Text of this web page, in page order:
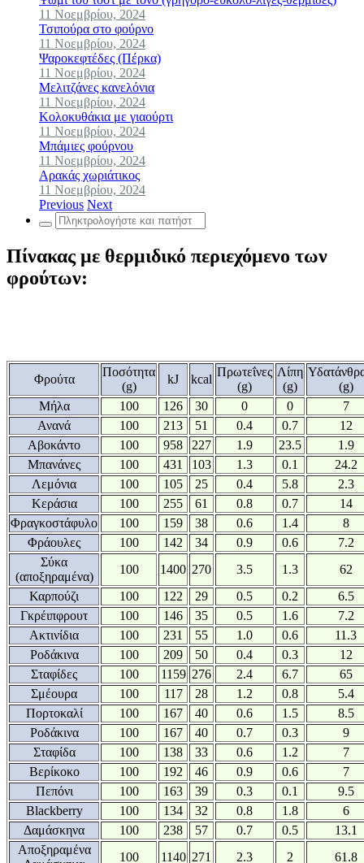
11 Νοεμβρίου, 2024
Τσιπούρα στο φούρνο
11 Νοεμβρίου, 2024
Ψαροκεφτέδες (Πέρκα)
11 Νοεμβρίου, 2024
Μελιτζάνες κανελόνια
11 Νοεμβρίου, 2024
Κολοκυθάκια με γιαούρτι
11 Νοεμβρίου, 2024
Μπάμιες φούρνου
11 Νοεμβρίου, 2024
Αρακάς χωριάτικος
11 Νοεμβρίου, 2024
Previous Next
Search
for:
Πίνακας με θερμιδικό περιεχόμενο των
φρούτων:
Φρούτα
Ποσότητα
(g)
kJ kcal
Πρωτεΐνες
(g)
Λίπη
(g)
(g)
Μήλα
100 126 30 0 0
7
Ανανά
100 213 51 0.4 0.7
12
Αβοκάντο
100 958 227 1.9 23.5
1.9
Μπανάνες
100 431 103 1.3 0.1
24.2
Λεμόνια
100 105 25 0.4 5.8
2.3
Κεράσια
100 255 61 0.8 0.7
14
Φραγκοστάφυλο
100 159 38 0.6 1.4
8
Φράουλες
100 142 34 0.9 0.6
7.2
Σύκα
(αποξηραμένα)
100 1400 270 3.5 1.3
62
Καρπούζι
100 122 29 0.5 0.2
6.5
Γκρέιπφρουτ
100 146 35 0.5 1.6
7.2
Ακτινίδια
100 231 55 1.0 0.6
11.3
Ροδάκινα
100 209 50 0.4 0.3
12
Σταφίδες
100 1159 276 2.4 6.7
65
Σμέουρα
100 117 28 1.2 0.8
5.4
Πορτοκαλί
100 167 40 0.6 1.5
8.5
Ροδάκινα
100 167 40 0.7 0.3
9
Σταφίδα
100 138 33 0.6 1.2
7
Βερίκοκο
100 192 46 0.9 0.6
7
Πεπόνι
100 163 39 0.3 0.1
9.5
Blackberry
100 134 32 0.8 1.8
6
Δαμάσκηνα
100 238 57 0.7 0.5
13.1
Αποξηραμένα
100 1140 271 2.3 2 61.8